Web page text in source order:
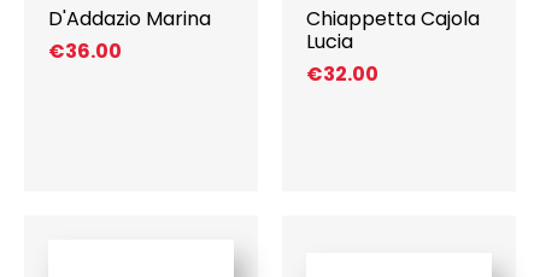
D'Addazio Marina
€36.00
Chiappetta Cajola
Lucia
€32.00